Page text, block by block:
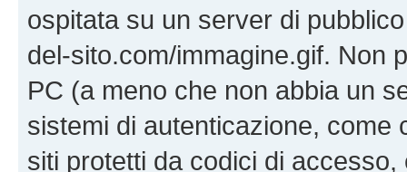
ospitata su un server di
del-sito.com/immagine.gif. Non
PC (a meno che non abbia un
sistemi di autenticazione, come
siti protetti da codici di